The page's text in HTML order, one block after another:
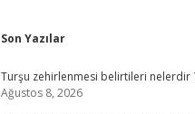
Sidebar
Son Yazılar
Turşu zehirlenmesi belirtileri nelerdir
Ağustos 8, 2026